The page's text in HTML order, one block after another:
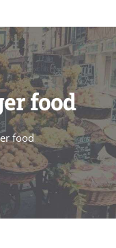
food
food